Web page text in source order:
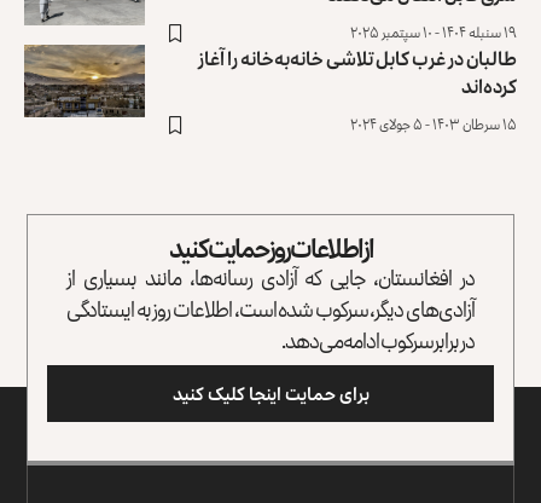
۱۹ سنبله ۱۴۰۴ - ۱۰ سپتمبر ۲۰۲۵
طالبان در غرب کابل تلاشی خانه‌به‌خانه را آغاز
کرده‌اند
۱۵ سرطان ۱۴۰۳ - ۵ جولای ۲۰۲۴
از اطلاعات روز حمایت کنید
در افغانستان، جایی که آزادی رسانه‌ها، مانند بسیاری از
آزادی‌های دیگر، سرکوب شده است، اطلاعات روز به ایستادگی
در برابر سرکوب ادامه می‌دهد.
برای حمایت اینجا کلیک کنید